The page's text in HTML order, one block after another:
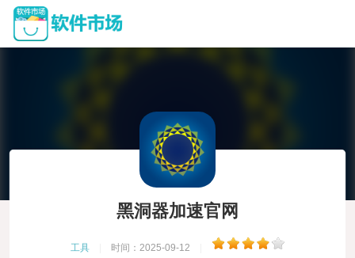
黑洞器加速官网
工具 时间：2025-09-12